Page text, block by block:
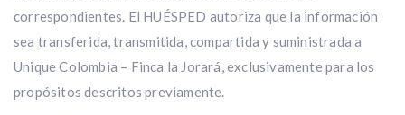
correspondientes. El HUÉSPED autoriza que la información
sea transferida, transmitida, compartida y suministrada a
Unique Colombia – Finca la Jorará, exclusivamente para los
propósitos descritos previamente.